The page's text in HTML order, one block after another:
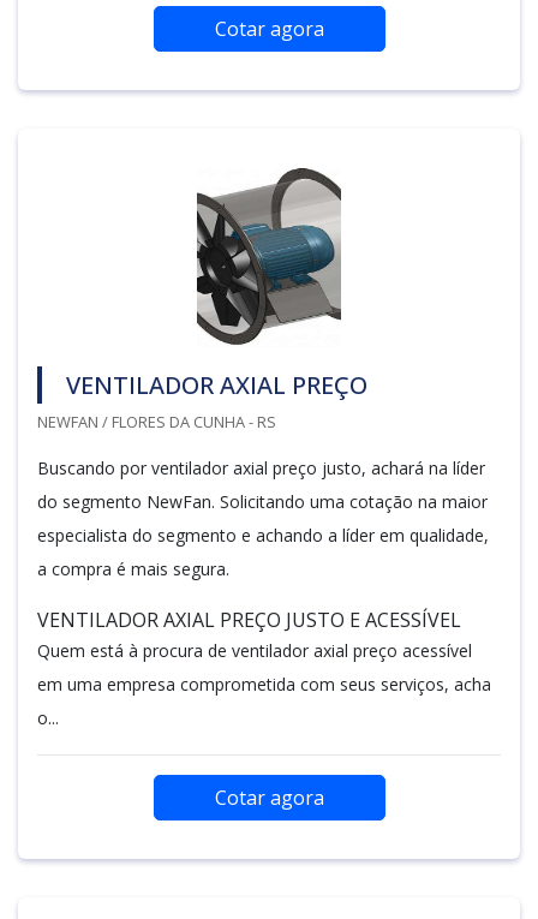
Cotar agora
VENTILADOR AXIAL PREÇO
NEWFAN / FLORES DA CUNHA - RS
Buscando por ventilador axial preço justo, achará na líder
do segmento NewFan. Solicitando uma cotação na maior
especialista do segmento e achando a líder em qualidade,
a compra é mais segura.
VENTILADOR AXIAL PREÇO JUSTO E ACESSÍVEL
Quem está à procura de ventilador axial preço acessível
em uma empresa comprometida com seus serviços, acha
o...
Cotar agora